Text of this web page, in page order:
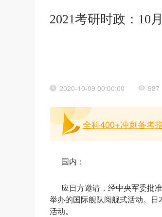
2021考研时政：10
2020-10-09 00:00:00 987
全科400+冲刺备考
国内：
应日方邀请，经中央军委批
举办的国际舰队阅舰式活动。
活动。